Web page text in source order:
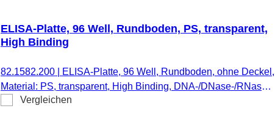
ELISA-Platte, 96 Well, Rundboden, PS, transparent,
High Binding
82.1582.200
ELISA-Platte, 96 Well, Rundboden, ohne Deckel,
Material: PS, transparent, High Binding, DNA-/DNase-/RNase-
frei, pyrogenfrei/endotoxinfrei, nicht zytotoxisch, 25 Stück/Beutel
Vergleichen